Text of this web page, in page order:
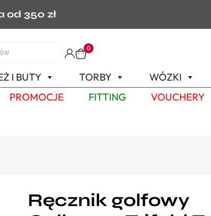
350 zł
0
I BUTY TORBY WÓZKI
PROMOCJE FITTING VOUCHERY
Ręcznik golfowy